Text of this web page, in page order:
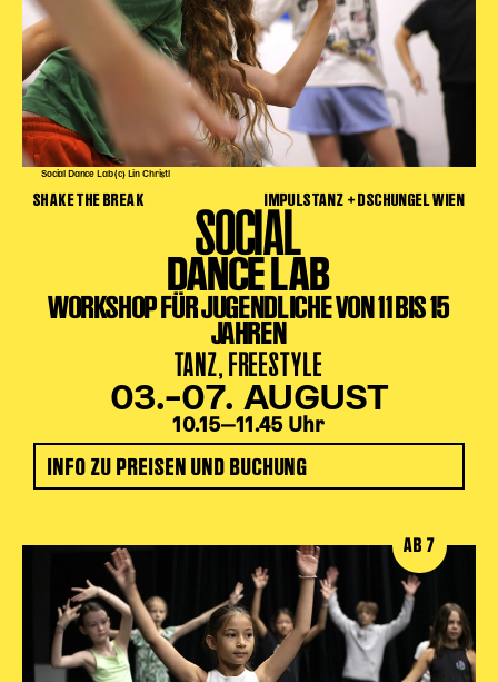
Social Dance Lab (c) Lin Christl
SHAKE THE BREAK IMPULSTANZ + DSCHUNGEL WIEN
SOCIAL
DANCE LAB
WORKSHOP FÜR JUGENDLICHE VON 11 BIS 15
JAHREN
TANZ, FREESTYLE
03.–07. AUGUST
10.15‒11.45 Uhr
INFO ZU PREISEN UND BUCHUNG
AB 7